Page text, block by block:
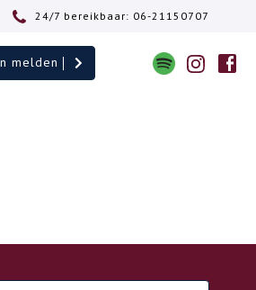
24/7 bereikbaar: 06-21150707
melden